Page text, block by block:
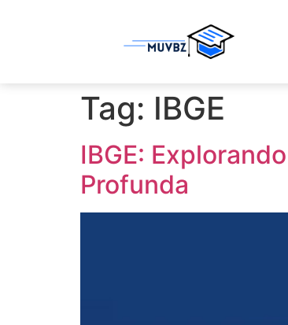
Tag: IBGE
IBGE:
Profunda